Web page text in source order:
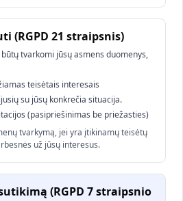
(RGPD 21 straipsnis)
tvarkomi jūsų asmens duomenys,
teisėtais interesais
su jūsų konkrečia situacija.
(pasipriešinimas be priežasties)
tvarkymą, jei yra įtikinamų teisėtų
už jūsų interesus.
(RGPD 7 straipsnio